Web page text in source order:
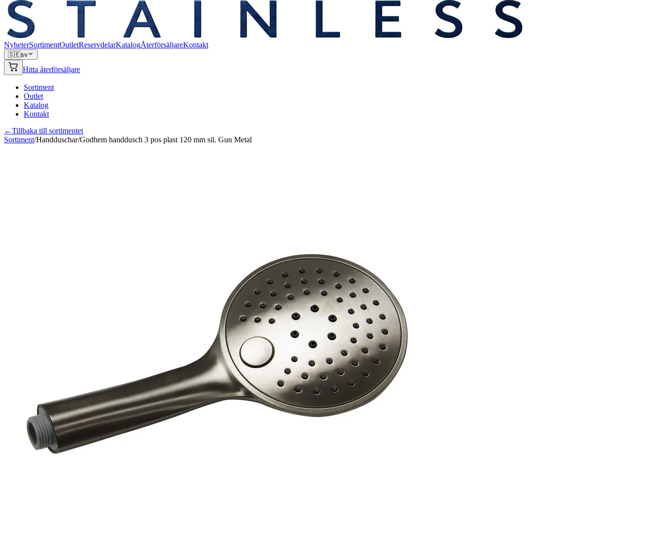
NyheterSortimentOutletReservdelarKatalogÅterförsäljareKontakt
🇸🇪sv
Hitta återförsäljare
Sortiment
Outlet
Katalog
Kontakt
←Tillbaka till sortimentet
Sortiment/Handduschar/Godhem handdusch 3 pos plast 120 mm sil. Gun Metal